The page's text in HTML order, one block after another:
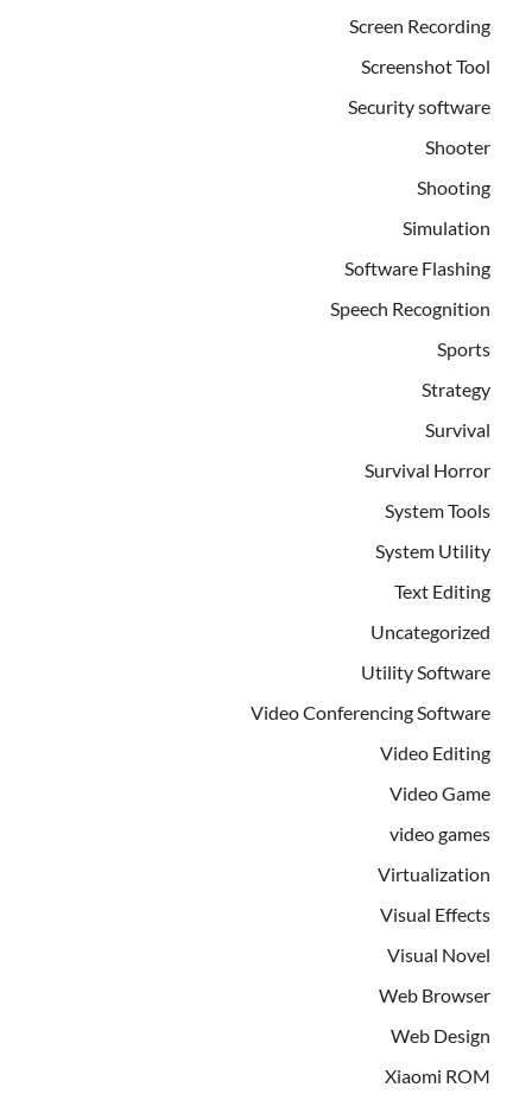
Screen Recording
Screenshot Tool
Security software
Shooter
Shooting
Simulation
Software Flashing
Speech Recognition
Sports
Strategy
Survival
Survival Horror
System Tools
System Utility
Text Editing
Uncategorized
Utility Software
Video Conferencing Software
Video Editing
Video Game
video games
Virtualization
Visual Effects
Visual Novel
Web Browser
Web Design
Xiaomi ROM